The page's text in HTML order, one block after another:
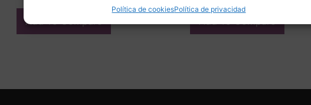
Política de cookiesPolítica de privacidad
Add To Compare Add To Compare